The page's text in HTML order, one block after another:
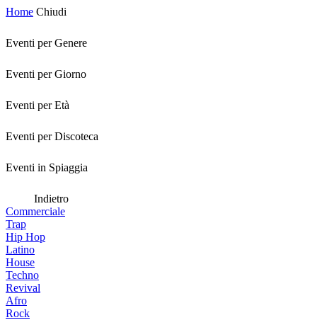
Home Chiudi
Eventi per Genere
Eventi per Giorno
Eventi per Età
Eventi per Discoteca
Eventi in Spiaggia
Indietro
Commerciale
Trap
Hip Hop
Latino
House
Techno
Revival
Afro
Rock